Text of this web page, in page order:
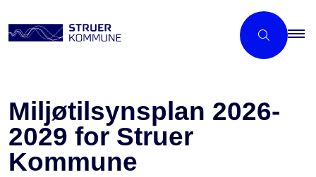
Miljøtilsynsplan 2026-
2029 for Struer
Kommune